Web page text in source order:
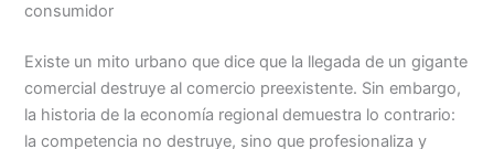
consumidor
Existe un mito urbano que dice que la llegada de un gigante
comercial destruye al comercio preexistente. Sin embargo,
la historia de la economía regional demuestra lo contrario:
la competencia no destruye, sino que profesionaliza y